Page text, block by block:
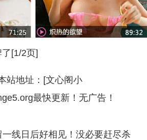
[1/2页]
站地址：[文心阁小
最快更新！无广告！
线日后好相见！没必要赶尽杀